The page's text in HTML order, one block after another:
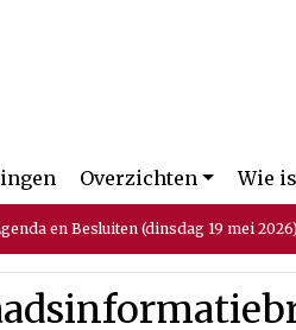
Overzichten Wie
en Besluiten (dinsdag 19 mei 2026)